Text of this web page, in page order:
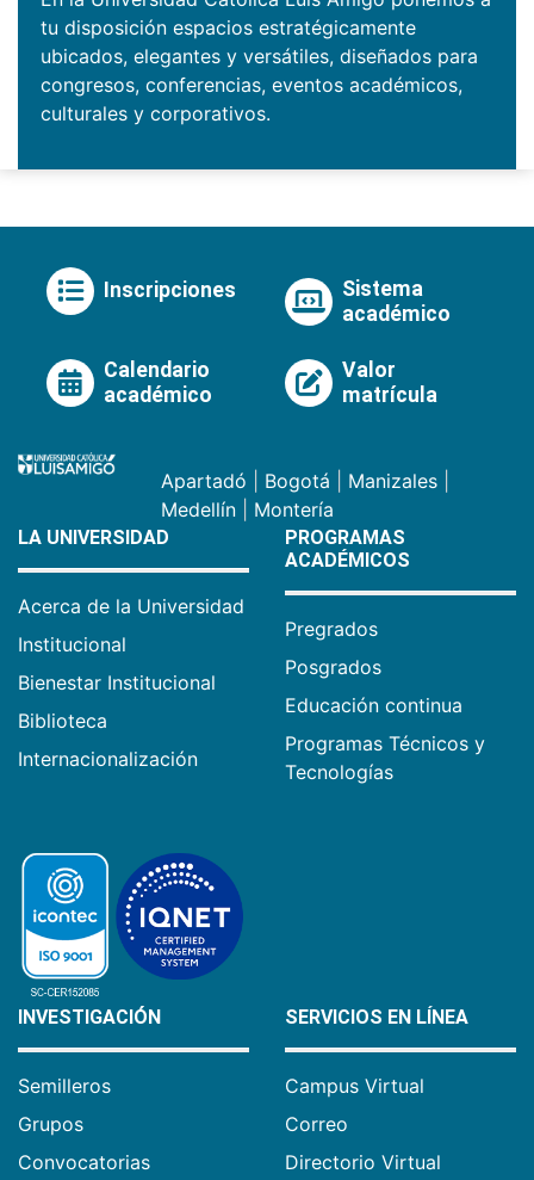
tu disposición espacios estratégicamente
ubicados, elegantes y versátiles, diseñados para
congresos, conferencias, eventos académicos,
culturales y corporativos.
Inscripciones
Sistema
académico
Calendario
académico
Valor
matrícula
Apartadó Bogotá Manizales
Medellín
Montería
LA UNIVERSIDAD
Acerca de la Universidad
Institucional
Bienestar Institucional
Biblioteca
Internacionalización
PROGRAMAS
ACADÉMICOS
Pregrados
Posgrados
Educación continua
Programas Técnicos y
Tecnologías
INVESTIGACIÓN
Semilleros
Grupos
Convocatorias
SERVICIOS EN LÍNEA
Campus Virtual
Correo
Directorio Virtual